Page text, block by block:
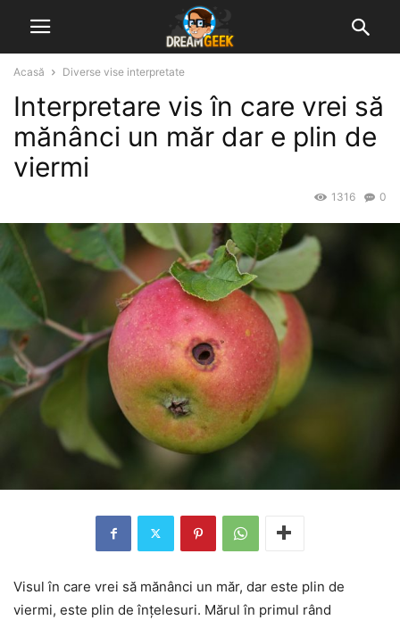
Acasă Diverse vise interpretate
Interpretare vis în care vrei să
mănânci un măr dar e plin de
viermi
0
1316
Visul în care vrei să mănânci un măr, dar este plin de
viermi, este plin de înțelesuri. Mărul în primul rând